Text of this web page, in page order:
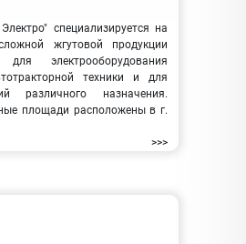
специализируется на
жгутовой продукции
электрооборудования
техники и для
различного назначения.
площади расположены в г.
>>>